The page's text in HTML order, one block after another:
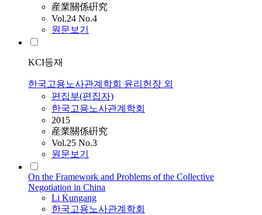
産業關係硏究
Vol.24 No.4
원문보기
KCI등재
한국고용노사관계학회 윤리헌장 외
편집부(편집자)
한국고용노사관계학회
2015
産業關係硏究
Vol.25 No.3
원문보기
On the Framework and Problems of the Collective
Negotiation in China
Li Kungang
한국고용노사관계학회